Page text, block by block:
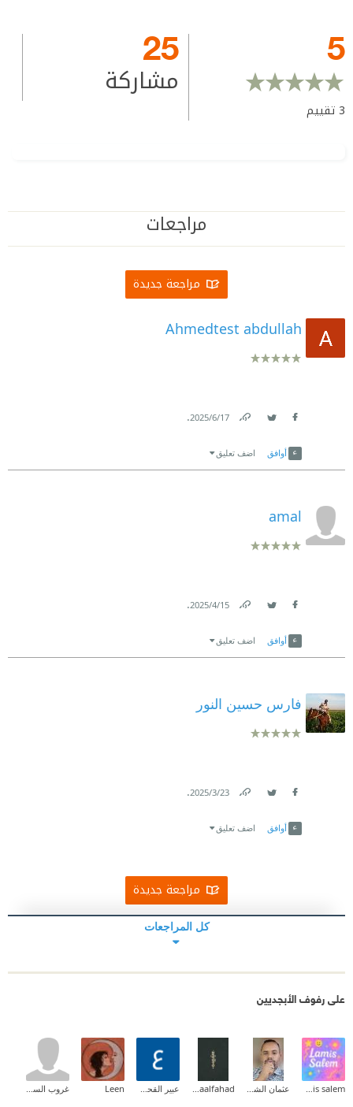
5
3تقييم
25
مشاركة
مراجعات
مراجعة جديدة
Ahmedtest abdullah
17‏/6‏/2025
.
أوافق اضف تعليق
amal
15‏/4‏/2025
.
أوافق اضف تعليق
فارس حسين النور
23‏/3‏/2025
.
أوافق اضف تعليق
مراجعة جديدة
كل المراجعات
على رفوف الأبجديين
Leen